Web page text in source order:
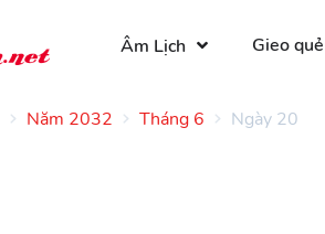
Âm Lịch Gieo quẻ
Năm 2032 Tháng 6 Ngày 20